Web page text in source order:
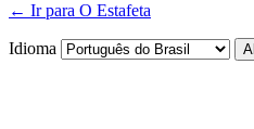
← Ir para O Estafeta
Idioma